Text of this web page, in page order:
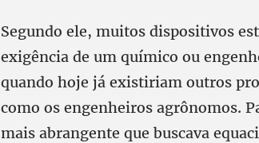
Segundo ele, muitos dispositivos
exigência de um químico ou
quando hoje já existiriam outros
como os engenheiros agrônomos.
mais abrangente que buscava